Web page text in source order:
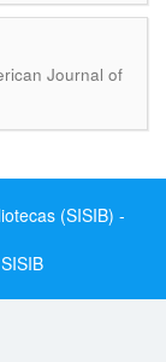
Journal of
(SISIB) -